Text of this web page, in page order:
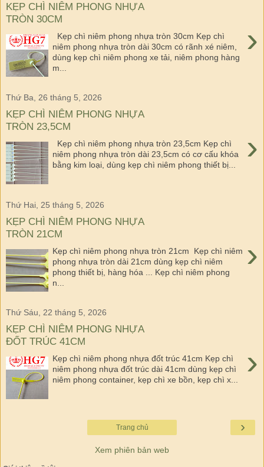
KẸP CHÌ NIÊM PHONG NHỰA
TRÒN 30CM
›
Kẹp chì niêm phong nhựa tròn 30cm Kẹp chì
niêm phong nhựa tròn dài 30cm có rãnh xé niêm,
dùng kẹp chì niêm phong xe tải, niêm phong hàng
m...
Thứ Ba, 26 tháng 5, 2026
KẸP CHÌ NIÊM PHONG NHỰA
TRÒN 23,5CM
›
Kẹp chì niêm phong nhựa tròn 23,5cm Kẹp chì
niêm phong nhựa tròn dài 23,5cm có cơ cấu khóa
bằng kim loại, dùng kẹp chì niêm phong thiết bị...
Thứ Hai, 25 tháng 5, 2026
KẸP CHÌ NIÊM PHONG NHỰA
TRÒN 21CM
›
Kẹp chì niêm phong nhựa tròn 21cm Kẹp chì niêm
phong nhựa tròn dài 21cm dùng kẹp chì niêm
phong thiết bị, hàng hóa ... Kẹp chì niêm phong
n...
Thứ Sáu, 22 tháng 5, 2026
KẸP CHÌ NIÊM PHONG NHỰA
ĐỐT TRÚC 41CM
›
Kẹp chì niêm phong nhựa đốt trúc 41cm Kẹp chì
niêm phong nhựa đốt trúc dài 41cm dùng kẹp chì
niêm phong container, kẹp chì xe bồn, kẹp chì x...
›
Trang chủ
Xem phiên bản web